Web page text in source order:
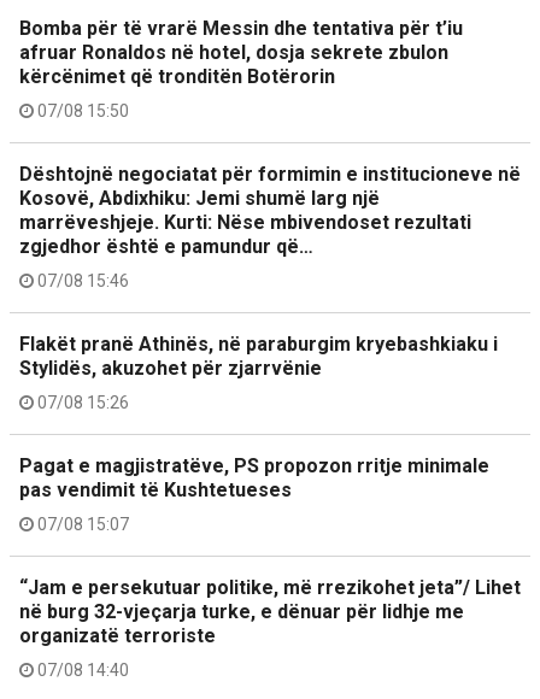
Bomba për të vrarë Messin dhe tentativa për t’iu
afruar Ronaldos në hotel, dosja sekrete zbulon
kërcënimet që tronditën Botërorin
07/08 15:50
Dështojnë negociatat për formimin e institucioneve në
Kosovë, Abdixhiku: Jemi shumë larg një
marrëveshjeje. Kurti: Nëse mbivendoset rezultati
zgjedhor është e pamundur që…
07/08 15:46
Flakët pranë Athinës, në paraburgim kryebashkiaku i
Stylidës, akuzohet për zjarrvënie
07/08 15:26
Pagat e magjistratëve, PS propozon rritje minimale
pas vendimit të Kushtetueses
07/08 15:07
“Jam e persekutuar politike, më rrezikohet jeta”/ Lihet
në burg 32-vjeçarja turke, e dënuar për lidhje me
organizatë terroriste
07/08 14:40